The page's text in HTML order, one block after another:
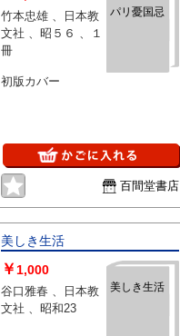
パリ憂国忌
竹本忠雄 、日本教
文社 、昭５６ 、１
冊
初版カバー
百間堂書店
美しき生活
美しき生活
￥ 1,000
谷口雅春 、日本教
文社 、昭和23